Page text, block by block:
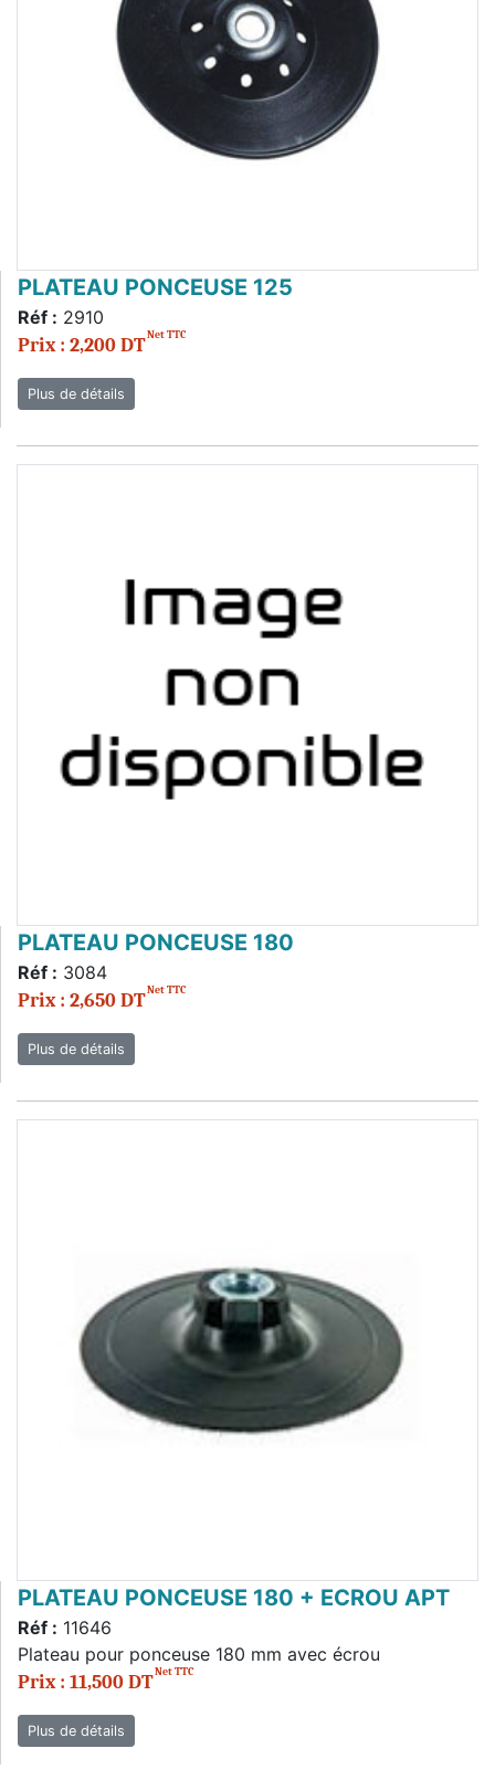
PLATEAU PONCEUSE 125
Réf : 2910
Prix : 2,200 DTNet TTC
Plus de détails
PLATEAU PONCEUSE 180
Réf : 3084
Prix : 2,650 DTNet TTC
Plus de détails
PLATEAU PONCEUSE 180 + ECROU APT
Réf : 11646
Plateau pour ponceuse 180 mm avec écrou
Prix : 11,500 DTNet TTC
Plus de détails